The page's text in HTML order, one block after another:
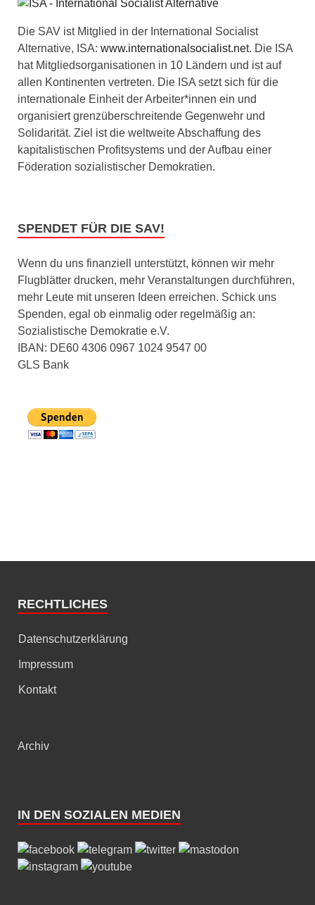
Die SAV ist Mitglied in der International Socialist
Alternative, ISA: www.internationalsocialist.net. Die ISA
hat Mitgliedsorganisationen in 10 Ländern und ist auf
allen Kontinenten vertreten. Die ISA setzt sich für die
internationale Einheit der Arbeiter*innen ein und
organisiert grenzüberschreitende Gegenwehr und
Solidarität. Ziel ist die weltweite Abschaffung des
kapitalistischen Profitsystems und der Aufbau einer
Föderation sozialistischer Demokratien.
SPENDET FÜR DIE SAV!
Wenn du uns finanziell unterstützt, können wir mehr
Flugblätter drucken, mehr Veranstaltungen durchführen,
mehr Leute mit unseren Ideen erreichen. Schick uns
Spenden, egal ob einmalig oder regelmäßig an:
Sozialistische Demokratie e.V.
IBAN: DE60 4306 0967 1024 9547 00
GLS Bank
RECHTLICHES
Datenschutzerklärung
Impressum
Kontakt
Archiv
IN DEN SOZIALEN MEDIEN